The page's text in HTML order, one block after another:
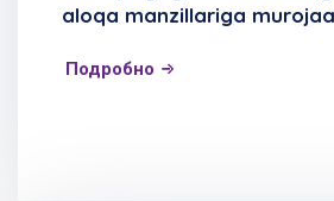
aloqa
Подробно